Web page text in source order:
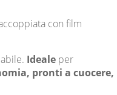
con film
Ideale per
pronti a cuocere,